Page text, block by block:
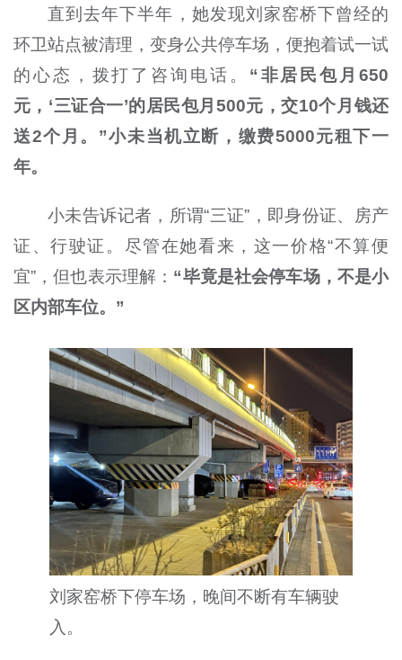
直到去年下半年，她发现刘家窑桥下曾经的
环卫站点被清理，变身公共停车场，便抱着试一试
的心态，拨打了咨询电话。 “非居民包月650
元，‘三证合一’的居民包月500元，交10个月钱还
送2个月。”小未当机立断，缴费5000元租下一
年。
小未告诉记者，所谓“三证”，即身份证、房产
证、行驶证。尽管在她看来，这一价格“不算便
宜”，但也表示理解： “毕竟是社会停车场，不是小
区内部车位。”
刘家窑桥下停车场，晚间不断有车辆驶
入。